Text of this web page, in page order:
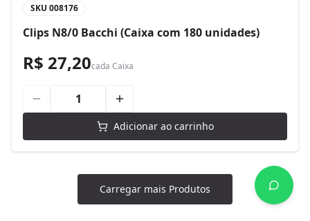
SKU 008176
Clips N8/0 Bacchi (Caixa com 180 unidades)
R$ 27,20cada Caixa
Adicionar ao carrinho
Carregar mais Produtos